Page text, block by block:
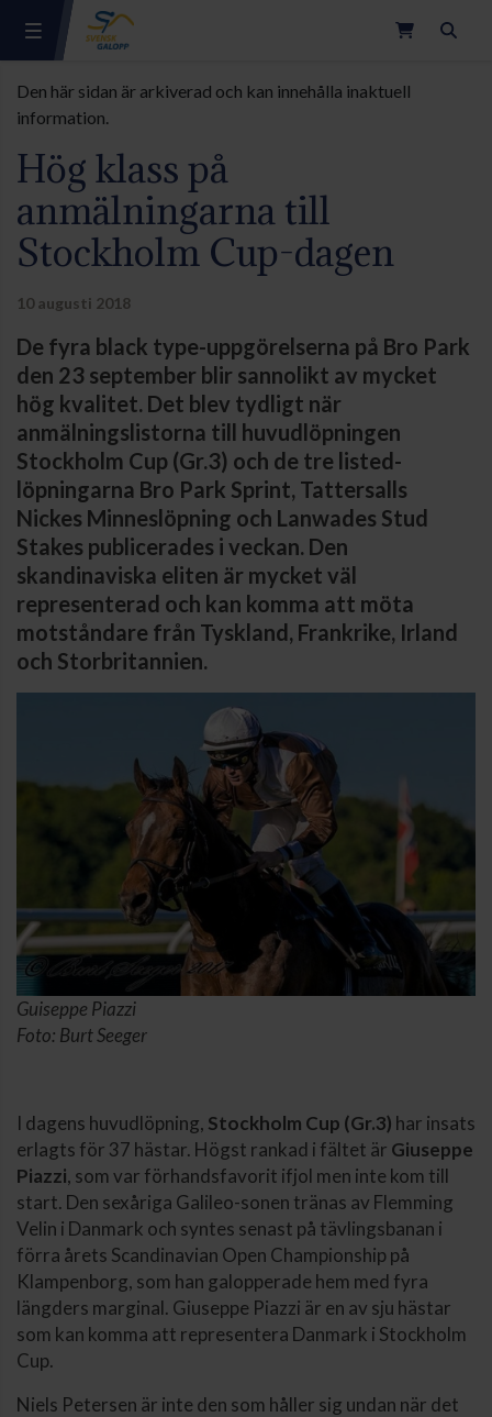
Den här sidan är arkiverad och kan innehålla inaktuell
information.
Hög klass på
anmälningarna till
Stockholm Cup-dagen
10 augusti 2018
De fyra black type-uppgörelserna på Bro Park
den 23 september blir sannolikt av mycket
hög kvalitet. Det blev tydligt när
anmälningslistorna till huvudlöpningen
Stockholm Cup (Gr.3) och de tre listed-
löpningarna Bro Park Sprint, Tattersalls
Nickes Minneslöpning och Lanwades Stud
Stakes publicerades i veckan. Den
skandinaviska eliten är mycket väl
representerad och kan komma att möta
motståndare från Tyskland, Frankrike, Irland
och Storbritannien.
Guiseppe Piazzi
Foto: Burt Seeger
I dagens huvudlöpning, Stockholm Cup (Gr.3) har insats
erlagts för 37 hästar. Högst rankad i fältet är Giuseppe
Piazzi, som var förhandsfavorit ifjol men inte kom till
start. Den sexåriga Galileo-sonen tränas av Flemming
Velin i Danmark och syntes senast på tävlingsbanan i
förra årets Scandinavian Open Championship på
Klampenborg, som han galopperade hem med fyra
längders marginal. Giuseppe Piazzi är en av sju hästar
som kan komma att representera Danmark i Stockholm
Cup.
Niels Petersen är inte den som håller sig undan när det